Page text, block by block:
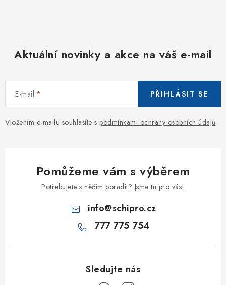
Aktuální novinky a akce na váš e-mail
E-mail
Vložením e-mailu souhlasíte s podmínkami ochrany osobních údajů
PŘIHLÁSIT SE
Pomůžeme vám s výběrem
Potřebujete s něčím poradit? Jsme tu pro vás!
info@schipro.cz
777 775 754